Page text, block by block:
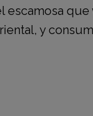
escamosa
y